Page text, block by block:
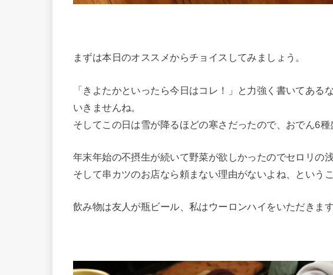
まずは本日のオススメからチョイスしてみましょう。
「きよたかといったら今日はコレ！」と力強く書いてある
いきませんね。
そしてこの日は雪が降るほどの寒さだったので、おでん6種
年末年始の不摂生が続いて野菜が欲しかったのでセロリの浅
そして串カツのお店なら頼まない理由がないよね、という
飲み物は友人が瓶ビール、私はウーロンハイをいただきます